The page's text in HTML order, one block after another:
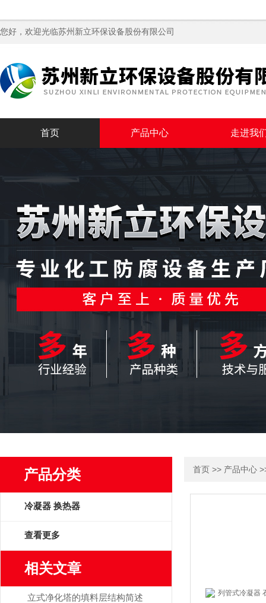
您好，欢迎光临苏州新立环保设备股份有限公司
首页 产品中心 走进我
产品分类
冷凝器 换热器
查看更多
相关文章
立式净化塔的填料层结构简述
首页 >> 产品中心